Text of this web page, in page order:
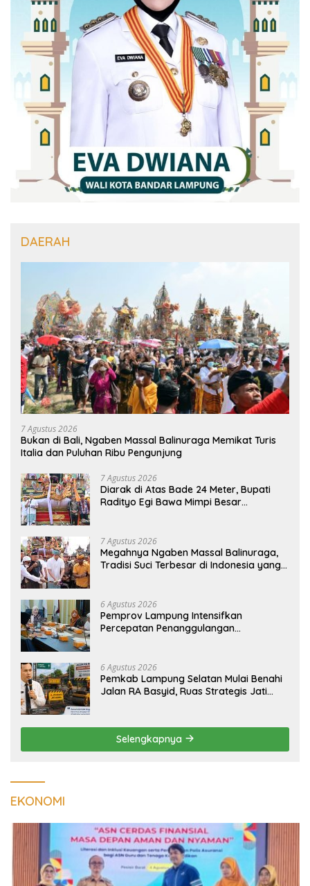
DAERAH
7 Agustus 2026
Bukan di Bali, Ngaben Massal Balinuraga Memikat Turis
Italia dan Puluhan Ribu Pengunjung
7 Agustus 2026
Diarak di Atas Bade 24 Meter, Bupati
Radityo Egi Bawa Mimpi Besar
7 Agustus 2026
Megahnya Ngaben Massal Balinuraga,
Tradisi Suci Terbesar di Indonesia yang
6 Agustus 2026
Pemprov Lampung Intensifkan
Percepatan Penanggulangan
6 Agustus 2026
Pemkab Lampung Selatan Mulai Benahi
Jalan RA Basyid, Ruas Strategis Jati
Selengkapnya
EKONOMI